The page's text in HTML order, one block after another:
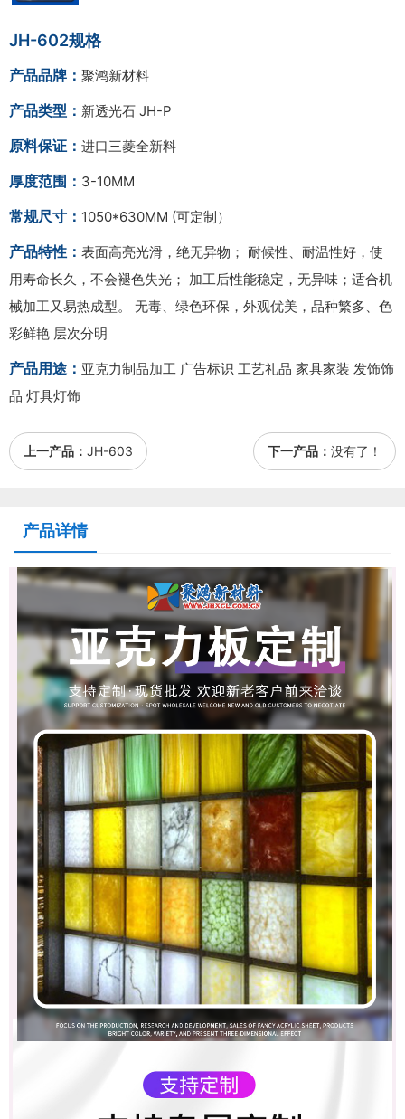
JH-602规格
产品品牌： 聚鸿新材料
产品类型： 新透光石 JH-P
原料保证： 进口三菱全新料
厚度范围： 3-10MM
常规尺寸： 1050*630MM (可定制）
产品特性： 表面高亮光滑，绝无异物； 耐候性、耐温性好，使
用寿命长久，不会褪色失光； 加工后性能稳定，无异味；适合机
械加工又易热成型。 无毒、绿色环保，外观优美，品种繁多、色
彩鲜艳 层次分明
产品用途： 亚克力制品加工 广告标识 工艺礼品 家具家装 发饰饰
品 灯具灯饰
上一产品： JH-603 下一产品： 没有了！
产品详情